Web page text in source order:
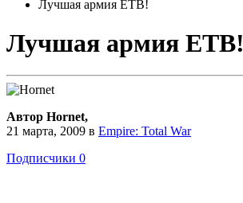
Лучшая армия ЕТВ!
Лучшая армия ЕТВ!
Автор Hornet,
21 марта, 2009 в Empire: Total War
Подписчики 0